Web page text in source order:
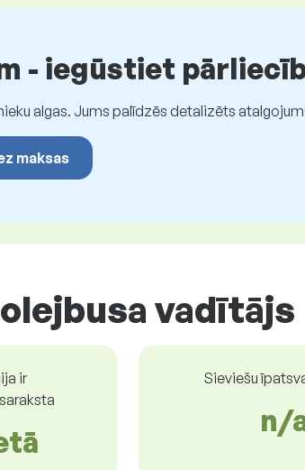
- iegūstiet
algas. Jums palīdzēs detalizēts
maksas
vadītājs
ir
Sieviešu
n/